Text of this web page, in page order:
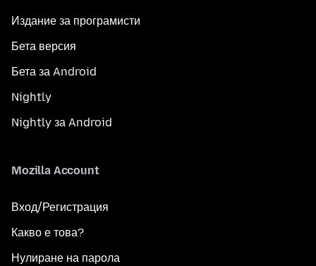
Издание за програмисти
Бета версия
Бета за Android
Nightly
Nightly за Android
Mozilla Account
Вход/Регистрация
Какво е това?
Нулиране на парола